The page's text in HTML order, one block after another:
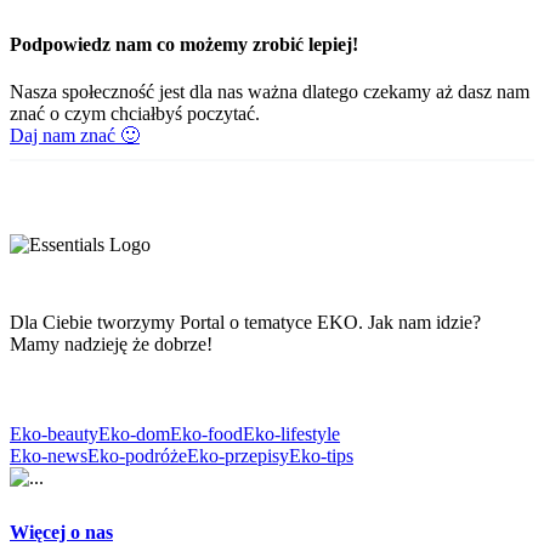
Podpowiedz nam co możemy zrobić lepiej!
Nasza społeczność jest dla nas ważna dlatego czekamy aż dasz nam
znać o czym chciałbyś poczytać.
Daj nam znać 🙂
Dla Ciebie tworzymy Portal o tematyce EKO. Jak nam idzie?
Mamy nadzieję że dobrze!
Eko-beautyEko-domEko-foodEko-lifestyle
Eko-newsEko-podróżeEko-przepisyEko-tips
Więcej o nas